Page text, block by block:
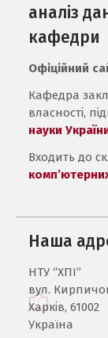
аналіз
кафедри
Офіційний
Кафедра
власності,
науки
Входить до
Наша
НТУ “ХПІ”
вул.
Харків, 61002
Україна